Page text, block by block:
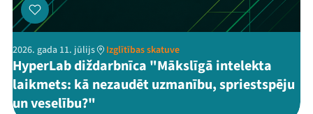
2026. gada 11. jūlijs Izglītības skatuve
HyperLab diždarbnīca "Mākslīgā intelekta
laikmets: kā nezaudēt uzmanību, spriestspēju
un veselību?"